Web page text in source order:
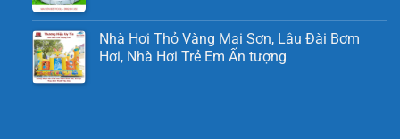
Nhà Hơi Thỏ Vàng Mai Sơn, Lâu Đài Bơm
Hơi, Nhà Hơi Trẻ Em Ấn tượng